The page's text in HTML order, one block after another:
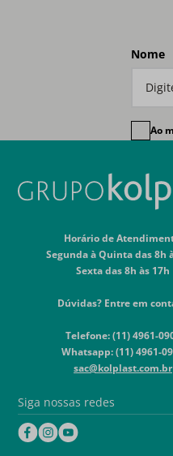
Nome
Ao
Horário de
Segunda à Quinta das 8h
Sexta das 8h às 17h
Dúvidas? Entre em
Telefone: (11) 4961-
Whatsapp: (11) 4961-
sac@kolplast.com.br
Siga nossas redes